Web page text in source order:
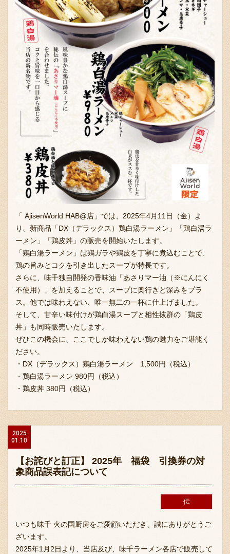
「 AjisenWorld HAB@店」では、2025年4月11日（金）よ
り、新商品「DX（デラックス）鶏白湯ラーメン」「鶏白湯ラ
ーメン」「鶏皮丼」の販売を開始いたします。
「鶏白湯ラーメン」は鶏ガラや鶏皮を丁寧に煮込むことで、
鶏の旨みとコクを引き出したスープが特長です。
さらに、味千独自開発の香味油「あさりマー油（※にんにく
不使用）」を加えることで、スープに奥行きと深みをプラ
ス。他では味わえない、唯一無二の一杯に仕上げました。
そして、甘辛い味付けが鶏白湯スープと相性抜群の「鶏皮
丼」も同時販売いたします。
ぜひこの機会に、ここでしか味わえない鶏の魅力をご堪能く
ださい。
・DX（デラックス）鶏白湯ラーメン 1,500円（税込）
・鶏白湯ラーメン 980円（税込）
・鶏皮丼 380円（税込）
2025
01.10
【お詫びと訂正】 2025年 福袋 引換券の対
象商品誤表記について
伝
いつも味千 火の国厨房をご愛顧いただき、誠にありがとうご
ざいます。
2025年1月2日より、当店及び、味千ラーメン各店で販売して